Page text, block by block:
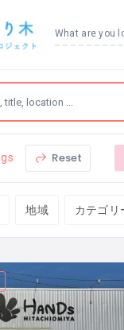
What are you
Reset
地域 カテゴリ